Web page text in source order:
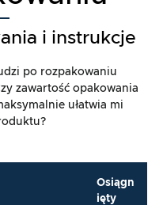
i instrukcje
po rozpakowaniu
zawartość opakowania
ułatwia mi
Osiągn
ięty